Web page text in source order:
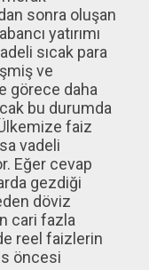
sonra oluşan
yatırımı
sıcak para
ve
görece daha
bu durumda
faiz
vadeli
Eğer cevap
gezdiği
döviz
cari fazla
reel faizlerin
öncesi